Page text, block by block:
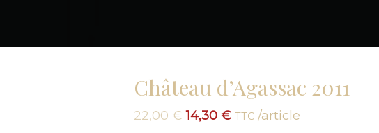
Château d’Agassac 2011
22,00€ Le
14,30 €Le
TTC/article